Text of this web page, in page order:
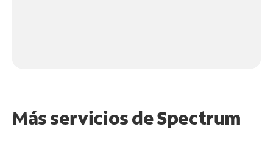
Más servicios de Spectrum